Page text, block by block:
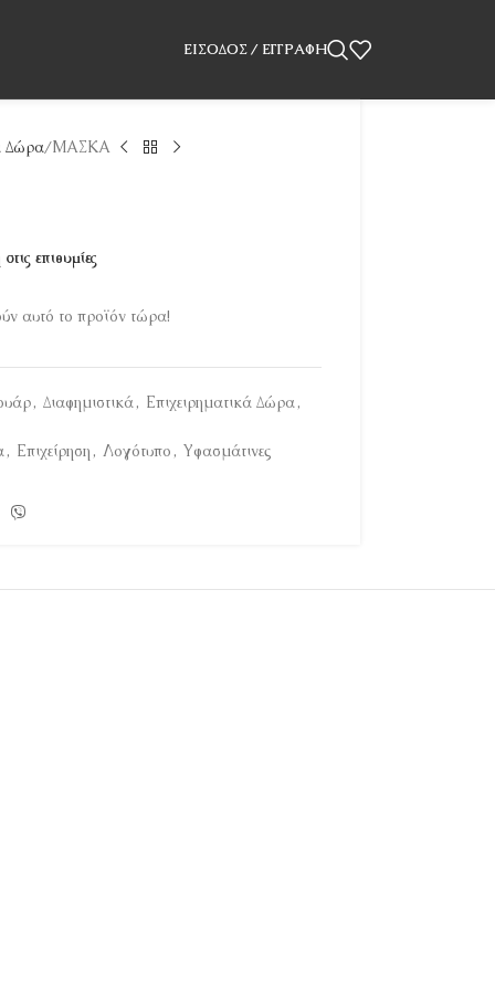
ΕΊΣΟΔΟΣ / ΕΓΓΡΑΦΉ
Δώρα ΜΑΣΚΑ
επιθυμίες
αυτό το προϊόν τώρα!
, Διαφημιστικά, Επιχειρηματικά Δώρα,
, Επιχείρηση , Λογότυπο , Υφασμάτινες